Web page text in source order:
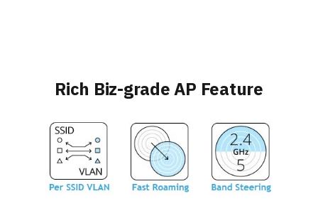
Rich Biz-grade AP Feature